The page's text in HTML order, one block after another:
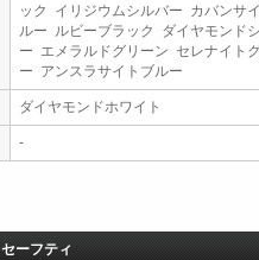
ック イリジウムシルバー カバンサ
ルー ルビーブラック ダイヤモンド
ー エメラルドグリーン セレナイト
ー アンスラサイトブルー
ダイヤモンドホワイト
-
セーフティ